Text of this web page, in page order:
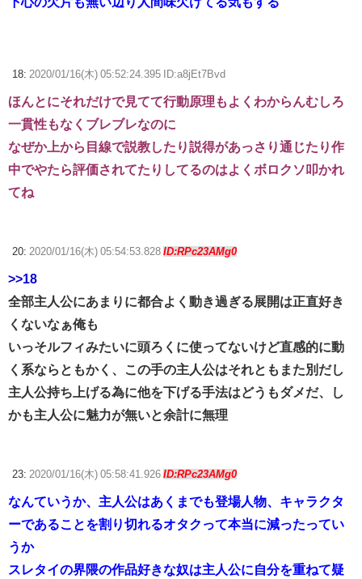
18: 2020/01/16(木) 05:52:24.395 ID:a8jEt7Bvd
ほんとにそれだけで見てて行動原理もよくわからんむしろ
一貫性もなくブレブレなのに
なぜか上から目線で説教したり説得があっさり通じたり作
中でやたら評価されてたりしてるのはよくボロクソ叩かれ
てね
20: 2020/01/16(木) 05:54:53.828 ID:RPc23AMg0
>>18
全部主人公にあまりに都合よく動き過ぎる展開は正直好き
くないなぁ俺も
いっそルフィみたいに頭ろくに使ってないけど直感的に動
く系ならともかく、この手の主人公はそれともまた別だし
主人公持ち上げる為に他を下げる手法はどうもダメだ、し
かも主人公に魅力が無いと余計に無理
23: 2020/01/16(木) 05:58:41.926 ID:RPc23AMg0
なんていうか、主人公はあくまでも登場人物、キャラクタ
ーであることを割り切れるオタクって本当に減ったってい
うか
スレタイの界隈の作品好きな奴は主人公に自分を重ねて疑